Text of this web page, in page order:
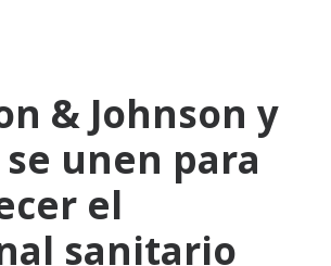
& Johnson y
se unen para
el
sanitario